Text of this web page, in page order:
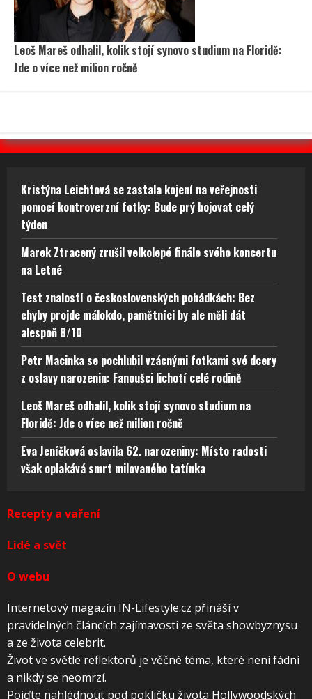
Leoš Mareš odhalil, kolik stojí synovo studium na Floridě:
Jde o více než milion ročně
Kristýna Leichtová se zastala kojení na veřejnosti
pomocí kontroverzní fotky: Bude prý bojovat celý
týden
Marek Ztracený zrušil velkolepé finále svého koncertu
na Letné
Test znalostí o československých pohádkách: Bez
chyby projde málokdo, pamětníci by ale měli dát
alespoň 8/10
Petr Macinka se pochlubil vzácnými fotkami své dcery
z oslavy narozenin: Fanoušci lichotí celé rodině
Leoš Mareš odhalil, kolik stojí synovo studium na
Floridě: Jde o více než milion ročně
Eva Jeníčková oslavila 62. narozeniny: Místo radosti
však oplakává smrt milovaného tatínka
Recepty a vaření
Lidé a svět
O webu
Internetový magazín IN-Lifestyle.cz přináší v
pravidelných článcích zajímavosti ze světa showbyznysu
a ze života celebrit.
Život ve světle reflektorů je věčné téma, které není fádní
a nikdy se neomrzí.
Pojďte nahlédnout pod pokličku života Hollywoodských